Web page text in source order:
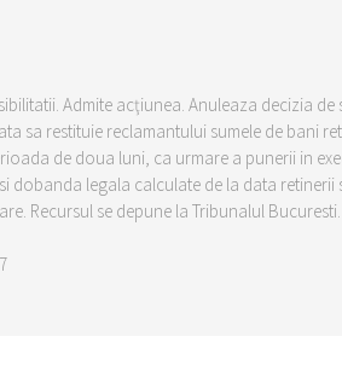
Admite acţiunea. Anuleaza decizia de
sa restituie reclamantului sumele de bani
de doua luni, ca urmare a punerii in
dobanda legala calculate de la data retinerii
Recursul se depune la Tribunalul